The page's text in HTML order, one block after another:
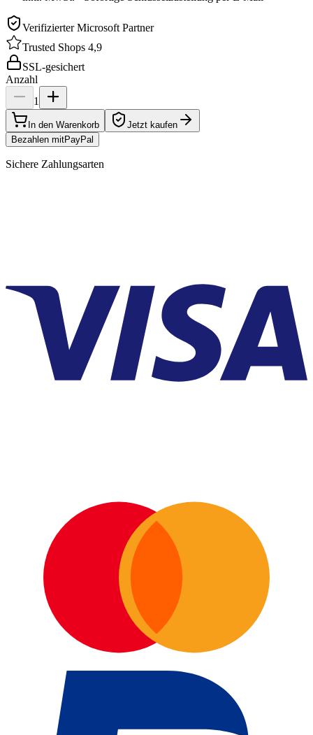
Verifizierter Microsoft Partner
Trusted Shops 4,9
SSL-gesichert
Anzahl
1
In den Warenkorb
Jetzt kaufen
Bezahlen mitPayPal
Sichere Zahlungsarten